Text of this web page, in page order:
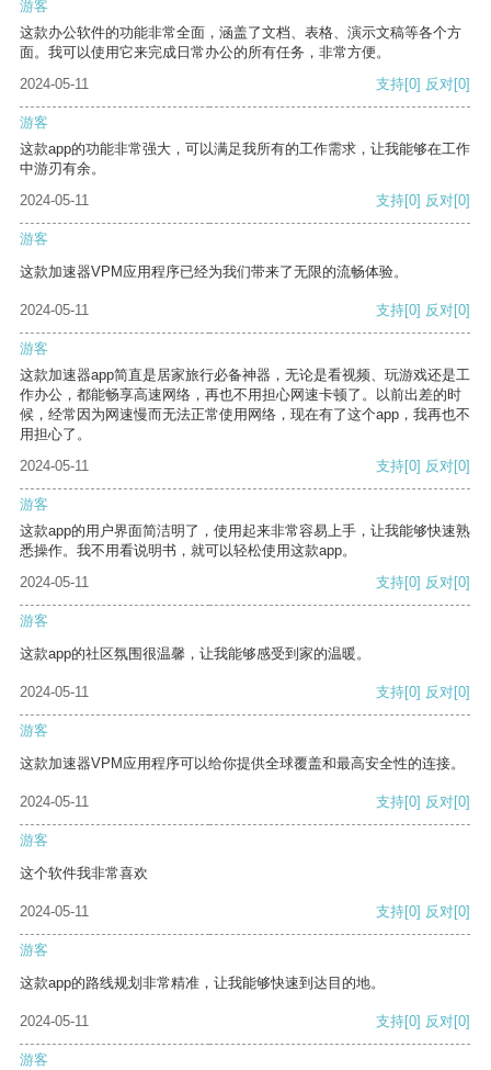
游客
这款办公软件的功能非常全面，涵盖了文档、表格、演示文稿等各个方
面。我可以使用它来完成日常办公的所有任务，非常方便。
2024-05-11
支持[0] 反对[0]
游客
这款app的功能非常强大，可以满足我所有的工作需求，让我能够在工作
中游刃有余。
2024-05-11
支持[0] 反对[0]
游客
这款加速器VPM应用程序已经为我们带来了无限的流畅体验。
2024-05-11 支持[0] 反对[0]
游客
这款加速器app简直是居家旅行必备神器，无论是看视频、玩游戏还是工
作办公，都能畅享高速网络，再也不用担心网速卡顿了。以前出差的时
候，经常因为网速慢而无法正常使用网络，现在有了这个app，我再也不
用担心了。
2024-05-11
支持[0] 反对[0]
游客
这款app的用户界面简洁明了，使用起来非常容易上手，让我能够快速熟
悉操作。我不用看说明书，就可以轻松使用这款app。
2024-05-11
支持[0] 反对[0]
游客
这款app的社区氛围很温馨，让我能够感受到家的温暖。
2024-05-11 支持[0] 反对[0]
游客
这款加速器VPM应用程序可以给你提供全球覆盖和最高安全性的连接。
2024-05-11 支持[0] 反对[0]
游客
这个软件我非常喜欢
2024-05-11 支持[0] 反对[0]
游客
这款app的路线规划非常精准，让我能够快速到达目的地。
2024-05-11 支持[0] 反对[0]
游客